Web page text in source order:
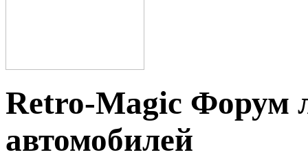
Retro-Magic Форум
автомобилей